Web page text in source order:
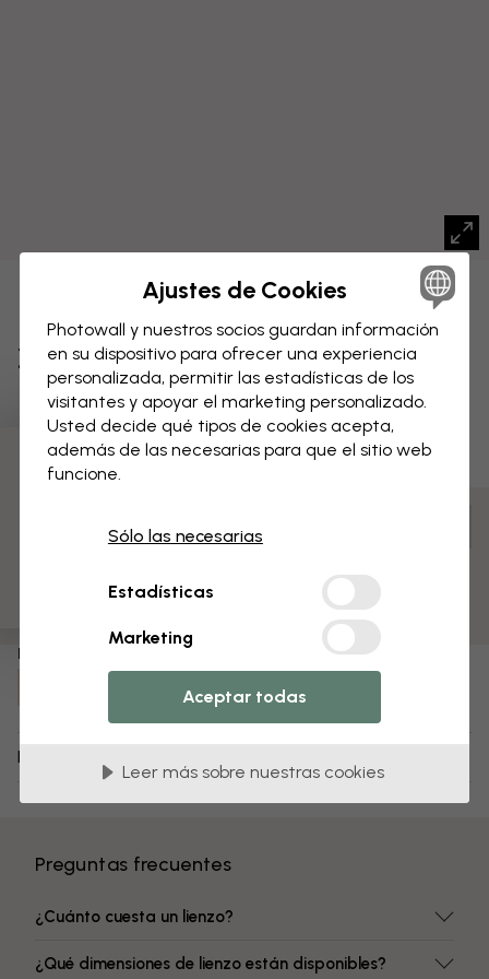
Zona boscosa
Personaliza para tu espacio y realiza tu pedido
Superficie mate
Colores resistentes a la decoloración
Número de artículo:
Envío y devoluciones
Preguntas frecuentes
¿Cuánto cuesta un lienzo?
¿Qué dimensiones de lienzo están disponibles?
Ajustes de Cookies
Photowall y nuestros socios guardan información
en su dispositivo para ofrecer una experiencia
personalizada, permitir las estadísticas de los
visitantes y apoyar el marketing personalizado.
Usted decide qué tipos de cookies acepta,
además de las necesarias para que el sitio web
funcione.
Sólo las necesarias
Estadísticas
Marketing
Aceptar todas
Leer más sobre nuestras cookies